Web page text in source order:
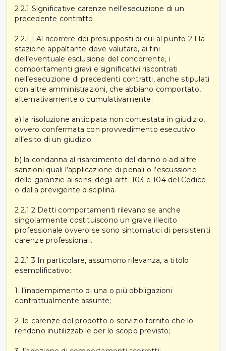
2.2.1 Significative carenze nell’esecuzione di un
precedente contratto
2.2.1.1 Al ricorrere dei presupposti di cui al punto 2.1 la
stazione appaltante deve valutare, ai fini
dell’eventuale esclusione del concorrente, i
comportamenti gravi e significativi riscontrati
nell’esecuzione di precedenti contratti, anche stipulati
con altre amministrazioni, che abbiano comportato,
alternativamente o cumulativamente:
a) la risoluzione anticipata non contestata in giudizio,
ovvero confermata con provvedimento esecutivo
all’esito di un giudizio;
b) la condanna al risarcimento del danno o ad altre
sanzioni quali l’applicazione di penali o l’escussione
delle garanzie ai sensi degli artt. 103 e 104 del Codice
o della previgente disciplina.
2.2.1.2 Detti comportamenti rilevano se anche
singolarmente costituiscono un grave illecito
professionale ovvero se sono sintomatici di persistenti
carenze professionali.
2.2.1.3 In particolare, assumono rilevanza, a titolo
esemplificativo:
1. l’inadempimento di una o più obbligazioni
contrattualmente assunte;
2. le carenze del prodotto o servizio fornito che lo
rendono inutilizzabile per lo scopo previsto;